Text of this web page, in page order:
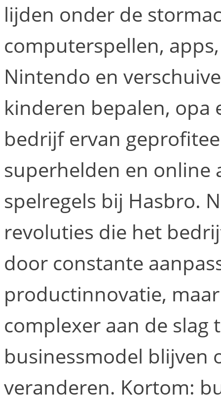
lijden onder de
computerspellen,
Nintendo en
kinderen bepalen, opa
bedrijf ervan
superhelden en online
spelregels bij Hasbro.
revoluties die het
door constante
productinnovatie,
complexer aan de slag
businessmodel blijven
veranderen. Kortom: